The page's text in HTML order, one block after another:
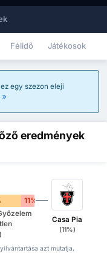
Félidő Játékosok
egy szezon eleji
eredmények
11%
Casa Pia
(11%)
azt mutatja,